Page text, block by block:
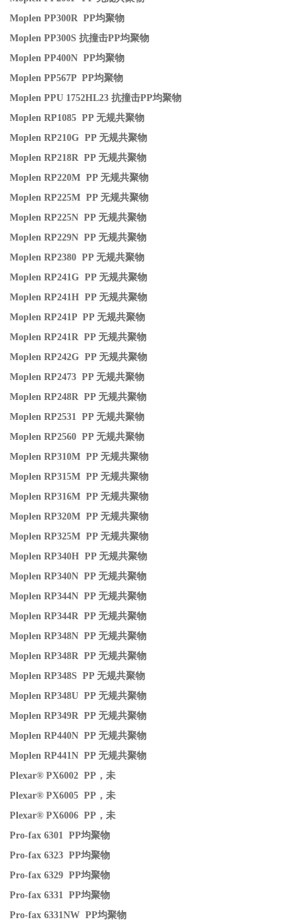
Moplen PP300R PP均聚物
Moplen PP300S抗撞击PP均聚物
Moplen PP400N PP均聚物
Moplen PP567P PP均聚物
Moplen PPU 1752HL23抗撞击PP均聚物
Moplen RP1085 PP无规共聚物
Moplen RP210G PP无规共聚物
Moplen RP218R PP无规共聚物
Moplen RP220M PP无规共聚物
Moplen RP225M PP无规共聚物
Moplen RP225N PP无规共聚物
Moplen RP229N PP无规共聚物
Moplen RP2380 PP无规共聚物
Moplen RP241G PP无规共聚物
Moplen RP241H PP无规共聚物
Moplen RP241P PP无规共聚物
Moplen RP241R PP无规共聚物
Moplen RP242G PP无规共聚物
Moplen RP2473 PP无规共聚物
Moplen RP248R PP无规共聚物
Moplen RP2531 PP无规共聚物
Moplen RP2560 PP无规共聚物
Moplen RP310M PP无规共聚物
Moplen RP315M PP无规共聚物
Moplen RP316M PP无规共聚物
Moplen RP320M PP无规共聚物
Moplen RP325M PP无规共聚物
Moplen RP340H PP无规共聚物
Moplen RP340N PP无规共聚物
Moplen RP344N PP无规共聚物
Moplen RP344R PP无规共聚物
Moplen RP348N PP无规共聚物
Moplen RP348R PP无规共聚物
Moplen RP348S PP无规共聚物
Moplen RP348U PP无规共聚物
Moplen RP349R PP无规共聚物
Moplen RP440N PP无规共聚物
Moplen RP441N PP无规共聚物
Plexar® PX6002 PP ，未
Plexar® PX6005 PP ，未
Plexar® PX6006 PP ，未
Pro-fax 6301 PP均聚物
Pro-fax 6323 PP均聚物
Pro-fax 6329 PP均聚物
Pro-fax 6331 PP均聚物
Pro-fax 6331NW PP均聚物